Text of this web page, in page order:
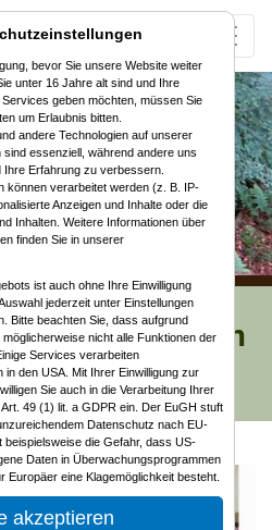
bevor Sie unsere Website weiter
unter 16 Jahre alt sind und Ihre
geben möchten, müssen Sie
um Erlaubnis bitten.
andere Technologien auf unserer
sind essenziell, während andere uns
Ihre Erfahrung zu verbessern.
können verarbeitet werden (z. B. IP-
Anzeigen und Inhalte oder die
Inhalten. Weitere Informationen über
finden Sie in unserer
ist auch ohne Ihre Einwilligung
jederzeit unter Einstellungen
Bitte beachten Sie, dass aufgrund
nicht alle Funktionen der
Services verarbeiten
den USA. Mit Ihrer Einwilligung zur
Sie auch in die Verarbeitung Ihrer
49 (1) lit. a GDPR ein. Der EuGH stuft
Datenschutz nach EU-
beispielsweise die Gefahr, dass US-
Daten in Überwachungsprogrammen
Europäer eine Klagemöglichkeit besteht.
akzeptieren